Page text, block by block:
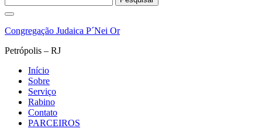
por:
Pular
o
Congregação Judaica P´Nei Or
Petrópolis – RJ
Início
Sobre
Serviço
Rabino
Contato
PARCEIROS